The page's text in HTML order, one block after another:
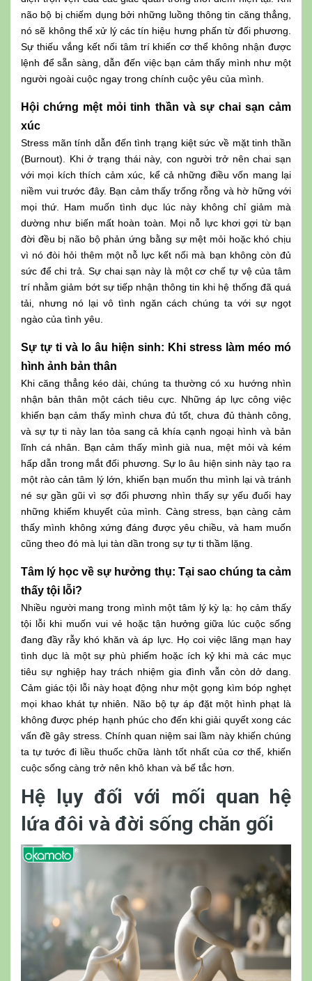
não bộ bị chiếm dụng bởi những luồng thông tin căng thẳng,
nó sẽ không thể xử lý các tín hiệu hưng phấn từ đối phương.
Sự thiếu vắng kết nối tâm trí khiến cơ thể không nhận được
lệnh để sẵn sàng, dẫn đến việc bạn cảm thấy mình như một
người ngoài cuộc ngay trong chính cuộc yêu của mình.
Hội chứng mệt mỏi tinh thần và sự chai sạn cảm
xúc
Stress mãn tính dẫn đến tình trạng kiệt sức về mặt tinh thần
(Burnout). Khi ở trạng thái này, con người trở nên chai sạn
với mọi kích thích cảm xúc, kể cả những điều vốn mang lại
niềm vui trước đây. Bạn cảm thấy trống rỗng và hờ hững với
mọi thứ. Ham muốn tình dục lúc này không chỉ giảm mà
dường như biến mất hoàn toàn. Mọi nỗ lực khơi gợi từ bạn
đời đều bị não bộ phản ứng bằng sự mệt mỏi hoặc khó chịu
vì nó đòi hỏi thêm một nỗ lực kết nối mà bạn không còn đủ
sức để chi trả. Sự chai sạn này là một cơ chế tự vệ của tâm
trí nhằm giảm bớt sự tiếp nhận thông tin khi hệ thống đã quá
tải, nhưng nó lại vô tình ngăn cách chúng ta với sự ngọt
ngào của tình yêu.
Sự tự ti và lo âu hiện sinh: Khi stress làm méo mó
hình ảnh bản thân
Khi căng thẳng kéo dài, chúng ta thường có xu hướng nhìn
nhận bản thân một cách tiêu cực. Những áp lực công việc
khiến bạn cảm thấy mình chưa đủ tốt, chưa đủ thành công,
và sự tự ti này lan tỏa sang cả khía cạnh ngoại hình và bản
lĩnh cá nhân. Bạn cảm thấy mình già nua, mệt mỏi và kém
hấp dẫn trong mắt đối phương. Sự lo âu hiện sinh này tạo ra
một rào cản tâm lý lớn, khiến bạn muốn thu mình lại và tránh
né sự gần gũi vì sợ đối phương nhìn thấy sự yếu đuối hay
những khiếm khuyết của mình. Càng stress, bạn càng cảm
thấy mình không xứng đáng được yêu chiều, và ham muốn
cũng theo đó mà lụi tàn dần trong sự tự ti thầm lặng.
Tâm lý học về sự hưởng thụ: Tại sao chúng ta cảm
thấy tội lỗi?
Nhiều người mang trong mình một tâm lý kỳ lạ: họ cảm thấy
tội lỗi khi muốn vui vẻ hoặc tận hưởng giữa lúc cuộc sống
đang đầy rẫy khó khăn và áp lực. Họ coi việc lãng mạn hay
tình dục là một sự phù phiếm hoặc ích kỷ khi mà các mục
tiêu sự nghiệp hay trách nhiệm gia đình vẫn còn dở dang.
Cảm giác tội lỗi này hoạt động như một gọng kìm bóp nghẹt
mọi khao khát tự nhiên. Não bộ tự áp đặt một hình phạt là
không được phép hạnh phúc cho đến khi giải quyết xong các
vấn đề gây stress. Chính quan niệm sai lầm này khiến chúng
ta tự tước đi liều thuốc chữa lành tốt nhất của cơ thể, khiến
cuộc sống càng trở nên khô khan và bế tắc hơn.
Hệ lụy đối với mối quan hệ
lứa đôi và đời sống chăn gối